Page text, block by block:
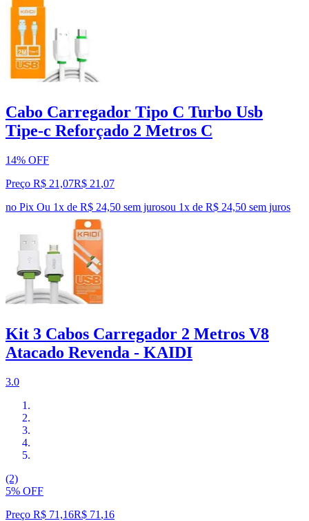
Cabo Carregador Tipo C Turbo Usb
Tipe-c Reforçado 2 Metros C
14% OFF
Preço R$ 21,07R$ 21 ,07
no Pix Ou 1x de R$ 24,50 sem jurosou 1x de R$ 24,50 sem juros
Kit 3 Cabos Carregador 2 Metros V8
Atacado Revenda - KAIDI
3.0
(2)
5% OFF
Preço R$ 71,16R$ 71 ,16